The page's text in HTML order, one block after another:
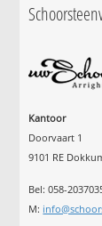
Kantoor
Doorvaart 1
9101 RE
Bel: 058-
M: